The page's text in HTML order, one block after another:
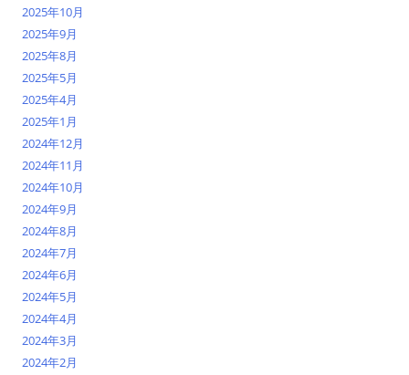
2025年10月
2025年9月
2025年8月
2025年5月
2025年4月
2025年1月
2024年12月
2024年11月
2024年10月
2024年9月
2024年8月
2024年7月
2024年6月
2024年5月
2024年4月
2024年3月
2024年2月